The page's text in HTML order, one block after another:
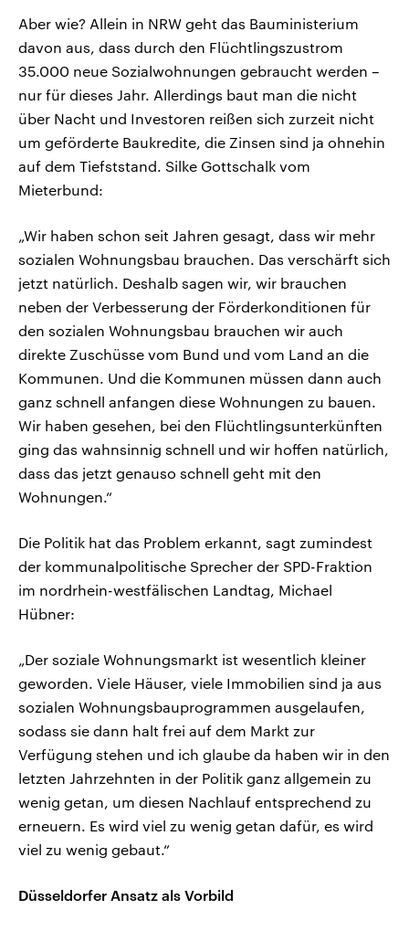
Aber wie? Allein in NRW geht das Bauministerium
davon aus, dass durch den Flüchtlingszustrom
35.000 neue Sozialwohnungen gebraucht werden –
nur für dieses Jahr. Allerdings baut man die nicht
über Nacht und Investoren reißen sich zurzeit nicht
um geförderte Baukredite, die Zinsen sind ja ohnehin
auf dem Tiefststand. Silke Gottschalk vom
Mieterbund:
„Wir haben schon seit Jahren gesagt, dass wir mehr
sozialen Wohnungsbau brauchen. Das verschärft sich
jetzt natürlich. Deshalb sagen wir, wir brauchen
neben der Verbesserung der Förderkonditionen für
den sozialen Wohnungsbau brauchen wir auch
direkte Zuschüsse vom Bund und vom Land an die
Kommunen. Und die Kommunen müssen dann auch
ganz schnell anfangen diese Wohnungen zu bauen.
Wir haben gesehen, bei den Flüchtlingsunterkünften
ging das wahnsinnig schnell und wir hoffen natürlich,
dass das jetzt genauso schnell geht mit den
Wohnungen.“
Die Politik hat das Problem erkannt, sagt zumindest
der kommunalpolitische Sprecher der SPD-Fraktion
im nordrhein-westfälischen Landtag, Michael
Hübner:
„Der soziale Wohnungsmarkt ist wesentlich kleiner
geworden. Viele Häuser, viele Immobilien sind ja aus
sozialen Wohnungsbauprogrammen ausgelaufen,
sodass sie dann halt frei auf dem Markt zur
Verfügung stehen und ich glaube da haben wir in den
letzten Jahrzehnten in der Politik ganz allgemein zu
wenig getan, um diesen Nachlauf entsprechend zu
erneuern. Es wird viel zu wenig getan dafür, es wird
viel zu wenig gebaut.“
Düsseldorfer Ansatz als Vorbild